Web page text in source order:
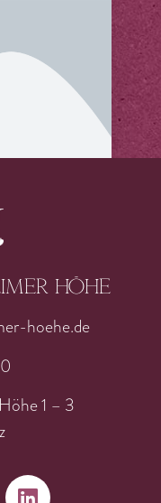
höhe
hoehe.de
1 – 3